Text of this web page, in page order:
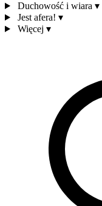
Duchowość i wiara ▾
Jest afera! ▾
Więcej ▾